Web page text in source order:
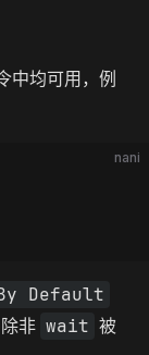
中均可用，例
nani
Default
非 wait 被